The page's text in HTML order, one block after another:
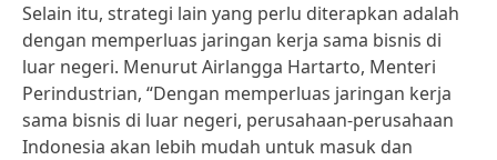
Selain itu, strategi lain yang perlu diterapkan adalah
dengan memperluas jaringan kerja sama bisnis di
luar negeri. Menurut Airlangga Hartarto, Menteri
Perindustrian, “Dengan memperluas jaringan kerja
sama bisnis di luar negeri, perusahaan-perusahaan
Indonesia akan lebih mudah untuk masuk dan